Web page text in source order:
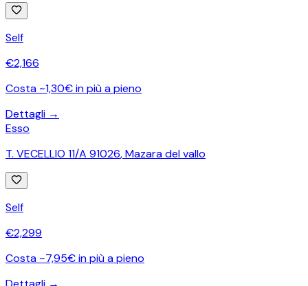
Self
€2,166
Costa ~1,30€ in più a pieno
Dettagli →
Esso
T. VECELLIO 11/A 91026,Mazara del vallo
Self
€2,299
Costa ~7,95€ in più a pieno